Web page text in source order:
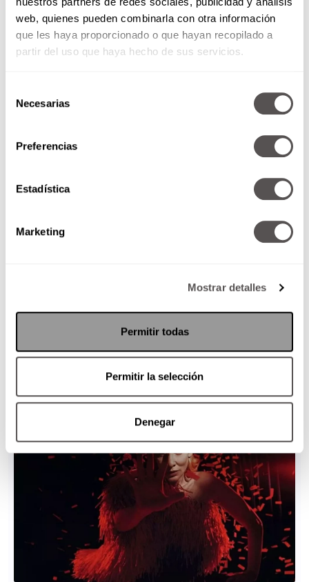
web, quienes pueden combinarla con otra información
que les haya proporcionado o que hayan recopilado a
partir del uso que haya hecho de sus servicios.
Necesarias
Preferencias
Estadística
Marketing
Mostrar detalles
Permitir todas
Permitir la selección
Denegar